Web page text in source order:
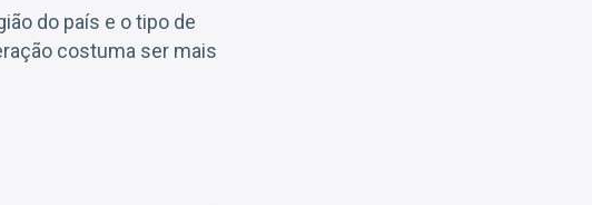
do país e o tipo de
costuma ser mais